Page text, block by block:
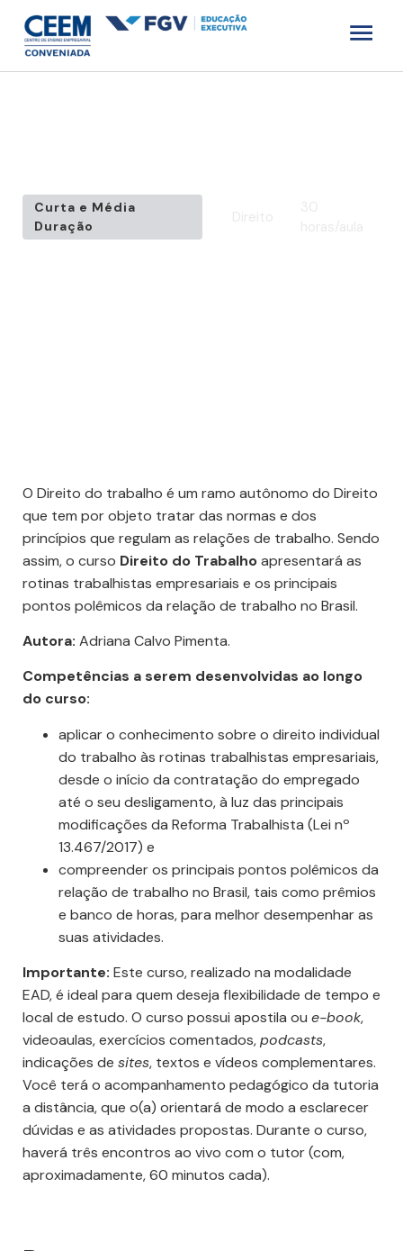
Curta e Média
Duração
O Direito do trabalho é um ramo autônomo do Direito
que tem por objeto tratar das normas e dos
princípios que regulam as relações de trabalho. Sendo
assim, o curso Direito do Trabalhoapresentará as
rotinas trabalhistas empresariais e os principais
pontos polêmicos da relação de trabalho no Brasil.
Autora: Adriana Calvo Pimenta.
Competências a serem desenvolvidas ao longo
do curso:
aplicar o conhecimento sobre o direito individual
do trabalho às rotinas trabalhistas empresariais,
desde o início da contratação do empregado
até o seu desligamento, à luz das principais
modificações da Reforma Trabalhista (Lei nº
13.467/2017) e
compreender os principais pontos polêmicos da
relação de trabalho no Brasil, tais como prêmios
e banco de horas, para melhor desempenhar as
suas atividades.
Importante: Este curso, realizado na modalidade
EAD, é ideal para quem deseja flexibilidade de tempo e
local de estudo. O curso possui apostila ou e-book,
videoaulas, exercícios comentados,podcasts,
indicações de sites, textos e vídeos complementares.
Você terá o acompanhamento pedagógico da tutoria
a distância, que o(a) orientará de modo a esclarecer
dúvidas e as atividades propostas. Durante o curso,
haverá três encontros ao vivo com o tutor (com,
aproximadamente, 60 minutos cada).